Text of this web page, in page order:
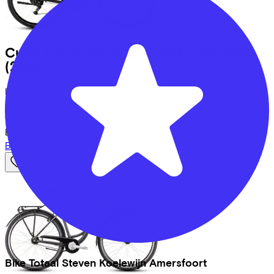
Bike Totaal Steven Koelewijn Amersfoort
Cube
TOURING ONE NIGHT/CHROME
(2026)
Leaseprijs p/m vanaf
€24,42
Prijs
Bespaar
Bekijk